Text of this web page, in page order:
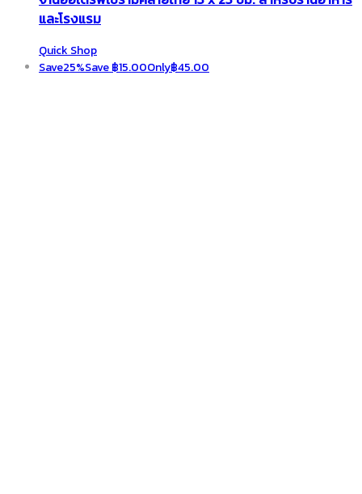
และโรงแรม
Quick Shop
Save25%Save฿15.00Only฿45.00